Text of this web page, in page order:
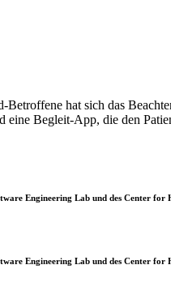
hat sich das
Begleit-App, die den
Engineering Lab und des Center
Engineering Lab und des Center